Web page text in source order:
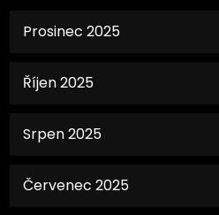
Prosinec 2025
Říjen 2025
Srpen 2025
Červenec 2025